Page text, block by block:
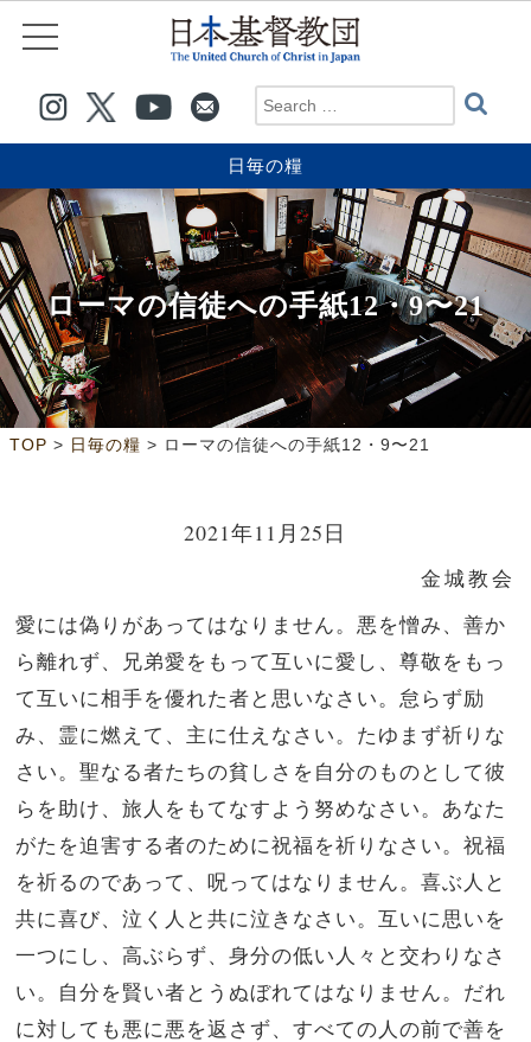
日毎の糧
ローマの信徒への手紙12・9〜21
TOP > 日毎の糧 > ローマの信徒への手紙12・9〜21
2021年11月25日
金城教会
愛には偽りがあってはなりません。悪を憎み、善か
ら離れず、兄弟愛をもって互いに愛し、尊敬をもっ
て互いに相手を優れた者と思いなさい。怠らず励
み、霊に燃えて、主に仕えなさい。たゆまず祈りな
さい。聖なる者たちの貧しさを自分のものとして彼
らを助け、旅人をもてなすよう努めなさい。あなた
がたを迫害する者のために祝福を祈りなさい。祝福
を祈るのであって、呪ってはなりません。喜ぶ人と
共に喜び、泣く人と共に泣きなさい。互いに思いを
一つにし、高ぶらず、身分の低い人々と交わりなさ
い。自分を賢い者とうぬぼれてはなりません。だれ
に対しても悪に悪を返さず、すべての人の前で善を